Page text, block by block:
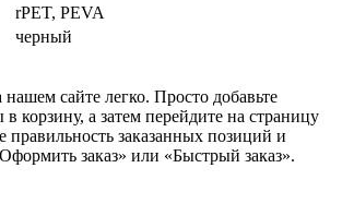
rPET, PEVA
черный
сайте легко. Просто добавьте
корзину, а затем перейдите на страницу
правильность заказанных позиций и
заказ» или «Быстрый заказ».